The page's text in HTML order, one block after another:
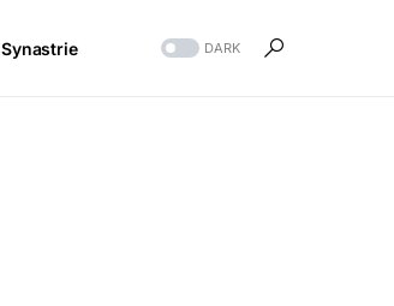
Synastrie DARK